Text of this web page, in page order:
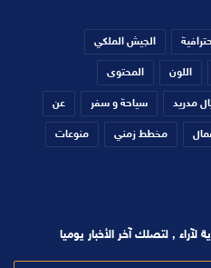
الجيش الملكي
اللون المحتوى
مدريد سياحة و سفر عن
مخطط زمني منوعات
لآراء , لتصلك آخر الأخبار يوميا